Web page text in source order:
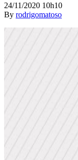
24/11/2020 10h10
By rodrigomatoso